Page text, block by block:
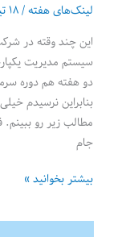
لینک‌های هفته/۱۸ تیر ۱۴۰۰
این چند وقته در
بنابراین نرسیدم
مطالب زیر رو
جام
لینک‌های
7
بیشتر بخوانید »